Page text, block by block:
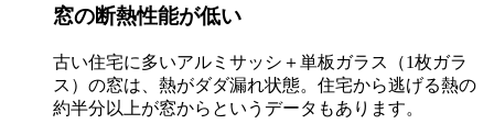
窓の断熱性能が低い
古い住宅に多いアルミサッシ＋単板ガラス（1枚ガラ
ス）の窓は、熱がダダ漏れ状態。住宅から逃げる熱の
約半分以上が窓からというデータもあります。